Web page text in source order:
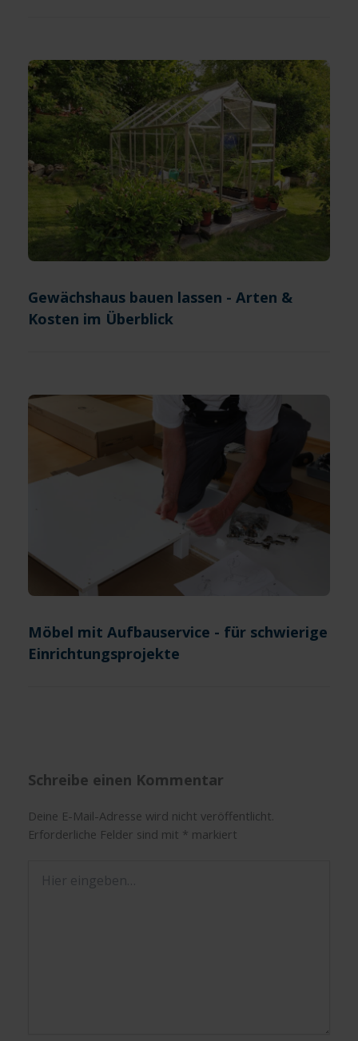
Gewächshaus bauen lassen - Arten &
Kosten im Überblick
Möbel mit Aufbauservice - für schwierige
Einrichtungsprojekte
Schreibe einen Kommentar
Deine E-Mail-Adresse wird nicht veröffentlicht.
Erforderliche Felder sind mit * markiert
eingeben…